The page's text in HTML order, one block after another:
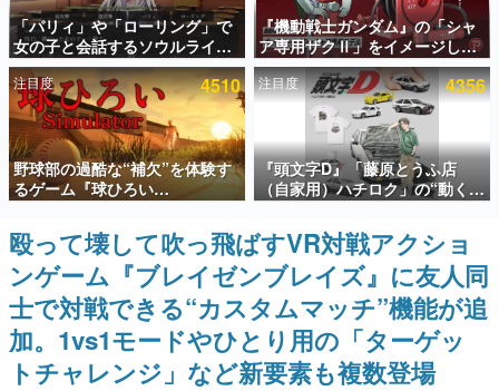
アプリセール情報
インタビュー
連載・特集一覧
殿堂入り記事
SNS拡散数が数千以上！ ページビュー数万以上！ などな
ど。多くの人々に読まれた、電ファミ渾身の“殿堂入り”記
事をまとめました。
ゲームの企画書
名作ゲームクリエイターの方々に製作時のエピソードをお
聞きし、ヒットする企画（ゲーム）とは何か？を探ってい
きます。
赫本
この物語を解いてはいけない。『赫本』は、〈試験問題〉
の形をした短編ホラー小説集です。
「パリィ」や「ローリング」で
女の子と会話するソウルライク
恋愛ゲーム『小早川さんはソウ
ルライク』無料公開。返事に失
敗すると「YOU DIED」
『機動戦士ガンダム』の「シャ
ア専用ザクⅡ」をイメージした
散水ホースリールが予約開始。
本体にはシャアのパーソナルマ
ークやジオン公国軍のエンブレ
ム、型式番号などを配置
注目度 4510
野球部の過酷な“補欠”を体験す
るゲーム『球ひろい
Simulator』が「1件」のウィッ
シュリストをもとにチェコ語に
対応しSNSで話題に。『キング
ダム・カム』開発元やチェコの
プロ野球選手から称賛の声
注目度 4356
『頭文字D』「藤原とうふ店
（自家用）ハチロク」の“動くテ
ィッシュケース”が買えるポップ
アップショップが開催へ。マン
ガの舞台である群馬の「イオン
モール高崎」にて、8月11日か
ら8月20日までの期間限定で開
催予定
殴って壊して吹っ飛ばすVR対戦アクショ
ンゲーム『ブレイゼンブレイズ』に友人同
士で対戦できる“カスタムマッチ”機能が追
加。1vs1モードやひとり用の「ターゲッ
トチャレンジ」など新要素も複数登場